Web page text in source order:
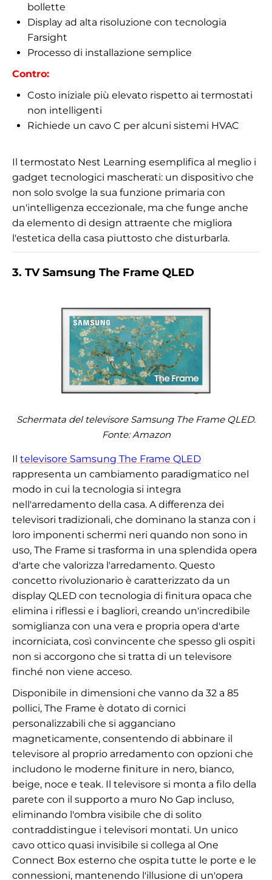
bollette
Display ad alta risoluzione con tecnologia
Farsight
Processo di installazione semplice
Contro:
Costo iniziale più elevato rispetto ai termostati
non intelligenti
Richiede un cavo C per alcuni sistemi HVAC
Il termostato Nest Learning esemplifica al meglio i
gadget tecnologici mascherati: un dispositivo che
non solo svolge la sua funzione primaria con
un'intelligenza eccezionale, ma che funge anche
da elemento di design attraente che migliora
l'estetica della casa piuttosto che disturbarla.
3. TV Samsung The Frame QLED
Schermata del televisore Samsung The Frame QLED.
Fonte:Amazon
Il televisore Samsung The Frame QLED
rappresenta un cambiamento paradigmatico nel
modo in cui la tecnologia si integra
nell'arredamento della casa. A differenza dei
televisori tradizionali, che dominano la stanza con i
loro imponenti schermi neri quando non sono in
uso, The Frame si trasforma in una splendida opera
d'arte che valorizza l'arredamento. Questo
concetto rivoluzionario è caratterizzato da un
display QLED con tecnologia di finitura opaca che
elimina i riflessi e i bagliori, creando un'incredibile
somiglianza con una vera e propria opera d'arte
incorniciata, così convincente che spesso gli ospiti
non si accorgono che si tratta di un televisore
finché non viene acceso.
Disponibile in dimensioni che vanno da 32 a 85
pollici, The Frame è dotato di cornici
personalizzabili che si agganciano
magneticamente, consentendo di abbinare il
televisore al proprio arredamento con opzioni che
includono le moderne finiture in nero, bianco,
beige, noce e teak. Il televisore si monta a filo della
parete con il supporto a muro No Gap incluso,
eliminando l'ombra visibile che di solito
contraddistingue i televisori montati. Un unico
cavo ottico quasi invisibile si collega al One
Connect Box esterno che ospita tutte le porte e le
connessioni, mantenendo l'illusione di un'opera